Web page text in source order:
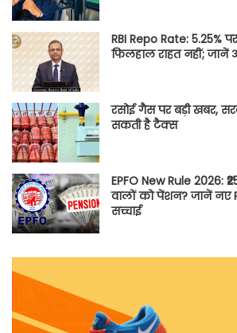
RBI Repo Rate: 5.25%
फिलहाल राहत नहीं;
रसोई गैस पर बड़ी खबर,
सकती है टैक्स
EPFO New Rule 2026:
वालों को पेंशन? जानें नए
सच्चाई